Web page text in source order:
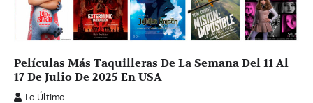
Películas Más Taquilleras De La Semana Del 11 Al
17 De Julio De 2025 En USA
Lo Último